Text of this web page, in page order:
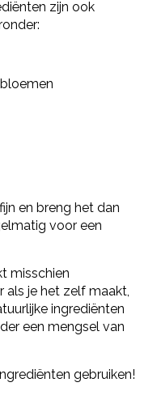
zijn ook
en breng het dan
voor een
misschien
als je het zelf maakt,
ingrediënten
een mengsel van
gebruiken!